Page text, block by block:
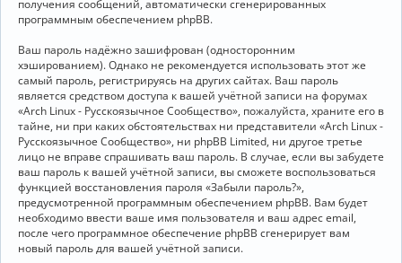
получения сообщений, автоматически сгенерированных
программным обеспечением phpBB.
Ваш пароль надёжно зашифрован (односторонним
хэшированием). Однако не рекомендуется использовать этот же
самый пароль, регистрируясь на других сайтах. Ваш пароль
является средством доступа к вашей учётной записи на форумах
«Arch Linux - Русскоязычное Сообщество», пожалуйста, храните его в
тайне, ни при каких обстоятельствах ни представители «Arch Linux -
Русскоязычное Сообщество», ни phpBB Limited, ни другое третье
лицо не вправе спрашивать ваш пароль. В случае, если вы забудете
ваш пароль к вашей учётной записи, вы сможете воспользоваться
функцией восстановления пароля «Забыли пароль?»,
предусмотренной программным обеспечением phpBB. Вам будет
необходимо ввести ваше имя пользователя и ваш адрес email,
после чего программное обеспечение phpBB сгенерирует вам
новый пароль для вашей учётной записи.